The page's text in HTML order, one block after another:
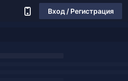
Вход / Регистрация